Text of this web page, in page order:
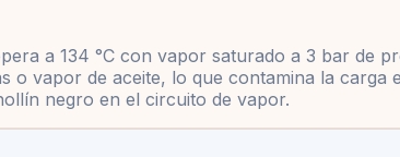
a 134 °C con vapor saturado a 3 bar de
vapor de aceite, lo que contamina la carga
negro en el circuito de vapor.